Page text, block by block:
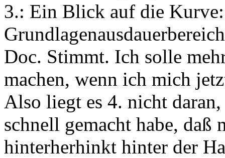
3.: Ein Blick auf die
Doc. Stimmt. Ich solle
machen, wenn ich mich
Also liegt es 4. nicht
schnell gemacht habe, daß
hinterherhinkt hinter der